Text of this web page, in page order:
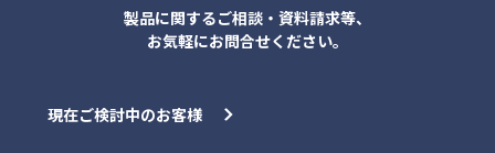
製品に関するご相談・資料請求等、
お気軽にお問合せください。
現在ご検討中のお客様